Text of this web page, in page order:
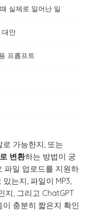
실제로 일어난 일
대안
프롬프트
로 가능한지, 또는
변환하는 방법이 궁
파일 업로드를 지원하
는지, 파일이 MP3,
지, 그리고 ChatGPT
충분히 짧은지 확인